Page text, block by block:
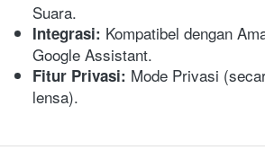
Suara.
Integrasi: Kompatibel dengan
Google Assistant.
Fitur Privasi: Mode Privasi
lensa).